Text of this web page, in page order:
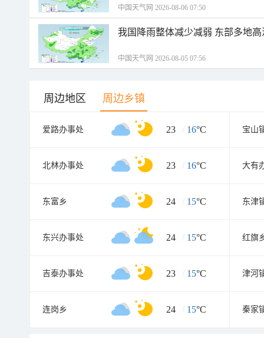
中国天气网 2026-08-06 07:50
我国降雨整体减少减弱 东部多地
中国天气网 2026-08-05 07:56
周边地区 周边乡镇
爱路办事处 23 / 16°C 宝山
北林办事处 23 / 16°C 大有
东富乡 24 / 15°C 东津
东兴办事处 24 / 15°C 红旗
吉泰办事处 23 / 15°C 津河
连岗乡 24 / 15°C 秦家